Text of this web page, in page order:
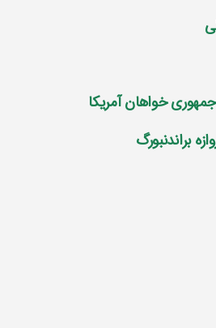
خواهان آمریکا
براندنبورگ